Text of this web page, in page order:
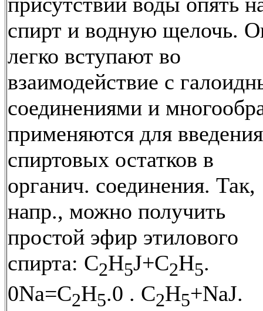
спирт и водную щелочь.
легко вступают во
взаимодействие с
соединениями и
применяются для введения
спиртовых остатков в
органич. соединения. Так,
напр., можно получить
простой эфир этилового
спирта: C2H5J+C2H5.
0Na=C2H5.0 . C2H5+NaJ.